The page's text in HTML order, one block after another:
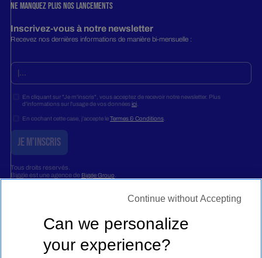
Ne manquez plus nos lancements
Inscrivez-vous à notre newsletter
Recevez nos dernières informations de manière bi-mensuelle :
En cliquant sur "Je m'inscris", vous acceptez de recevoir notre newsletter. Plus
d'informations sur l'usage de vos donnéesici.
En cochant cette case, j’accepte leTermes & Conditions.
Tous droits reservés.
Biggie est une agence de Biggie Group
Can we personalize
your experience?
Continue without Accepting